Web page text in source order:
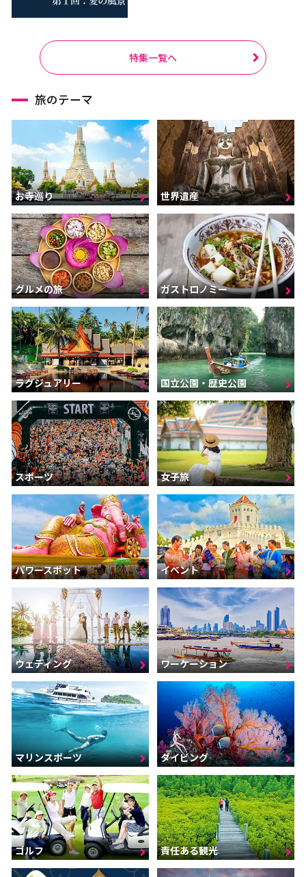
特集一覧へ
旅のテーマ
お寺巡り 世界遺産
グルメの旅 ガストロノミー
ラグジュアリー 国立公園・歴史公園
スポーツ 女子旅
パワースポット イベント
ウェディング ワーケーション
マリンスポーツ ダイビング
ゴルフ 責任ある観光